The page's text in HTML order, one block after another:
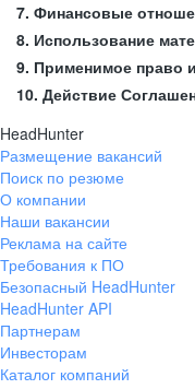
7. Финансовые
8. Использование
9. Применимое право
10. Действие
HeadHunter
Размещение вакансий
Поиск по резюме
О компании
Наши вакансии
Реклама на сайте
Требования к ПО
Безопасный HeadHunter
HeadHunter API
Партнерам
Инвесторам
Каталог компаний